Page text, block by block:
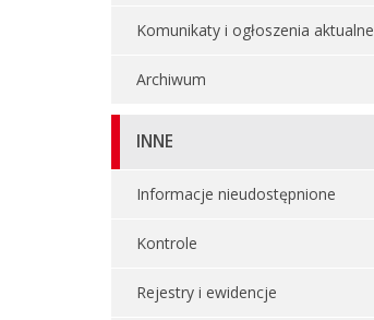
Komunikaty i ogłoszenia aktualne
Archiwum
INNE
Informacje nieudostępnione
Kontrole
Rejestry i ewidencje